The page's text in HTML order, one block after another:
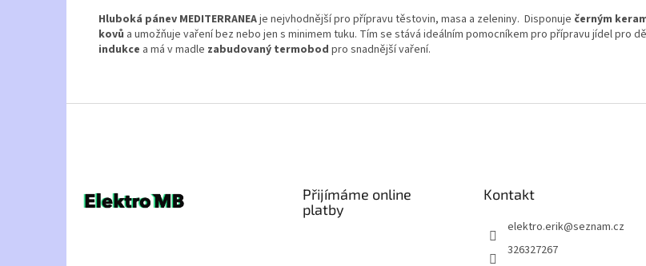
Hluboká pánev MEDITERRANEAje nejvhodnější pro přípravu těstovin, masa a zeleniny. Disponuje černým
kovů a umožňuje vaření bez nebo jen s minimem tuku. Tím se stává ideálním pomocníkem pro přípravu jídel pro
indukce a má v madle zabudovaný termobod pro snadnější vaření.
Přijímáme online
platby
Kontakt
elektro.erik@seznam.cz
326327267